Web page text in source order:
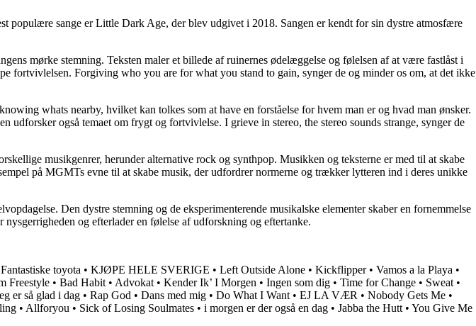
populære sange er Little Dark Age, der blev udgivet i 2018. Sangen er kendt for sin dystre atmosfære
mørke stemning. Teksten maler et billede af ruinernes ødelæggelse og følelsen af at være fastlåst i
fortvivlelsen. Forgiving who you are for what you stand to gain, synger de og minder os om, at det ikke
whats nearby, hvilket kan tolkes som at have en forståelse for hvem man er og hvad man ønsker.
også temaet om frygt og fortvivlelse. I grieve in stereo, the stereo sounds strange, synger de
musikgenrer, herunder alternative rock og synthpop. Musikken og teksterne er med til at skabe
på MGMTs evne til at skabe musik, der udfordrer normerne og trækker lytteren ind i deres unikke
Den dystre stemning og de eksperimenterende musikalske elementer skaber en fornemmelse
og efterlader en følelse af udforskning og eftertanke.
Fantastiske toyota • KJØPE HELE SVERIGE • Left Outside Alone • Kickflipper• Vamos a la Playa •
Freestyle • Bad Habit • Advokat • Kender Ik’ I Morgen • Ingen som dig • Time for Change • Sweat •
er så glad i dag • Rap God • Dans med mig • Do What I Want • EJ LA VÆR • Nobody Gets Me •
• Allforyou • Sick of Losing Soulmates • ​i morgen er der også en dag • Jabba the Hutt • You Give Me